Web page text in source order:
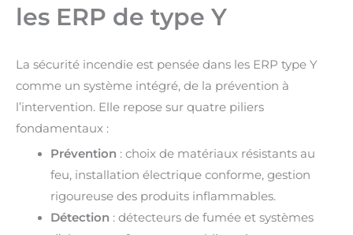
les ERP de type Y
La sécurité incendie est pensée dans les ERP type Y
comme un système intégré, de la prévention à
l’intervention. Elle repose sur quatre piliers
fondamentaux :
Prévention : choix de matériaux résistants au
feu, installation électrique conforme, gestion
rigoureuse des produits inflammables.
Détection : détecteurs de fumée et systèmes